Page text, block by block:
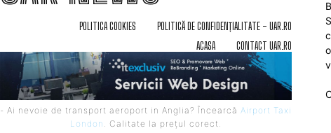
POLITICA COOKIES
POLITICĂ DE CONFIDENȚIALITATE – UAR.RO
ACASA
CONTACT UAR.RO
- Ai nevoie de transport aeroport in Anglia? Încearcă Airport Taxi
London
. Calitate la prețul corect.